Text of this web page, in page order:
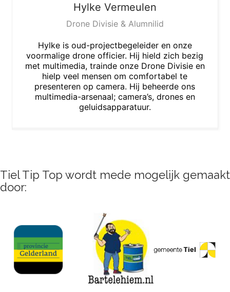
Hylke Vermeulen
Drone Divisie & Alumnilid
Hylke is oud-projectbegeleider en onze
voormalige drone officier. Hij hield zich bezig
met multimedia, trainde onze Drone Divisie en
hielp veel mensen om comfortabel te
presenteren op camera. Hij beheerde ons
multimedia-arsenaal; camera’s, drones en
geluidsapparatuur.
Tiel Tip Top wordt mede mogelijk gemaakt
door: